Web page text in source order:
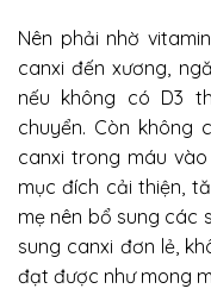
Nên phải nhờ
canxi đến xương,
nếu không có D3
chuyển. Còn không
canxi trong máu
mục đích cải thiện,
mẹ nên bổ sung các
sung canxi đơn lẻ,
đạt được như mong